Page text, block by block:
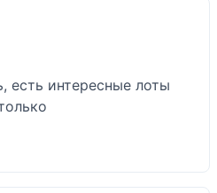
есть интересные лоты